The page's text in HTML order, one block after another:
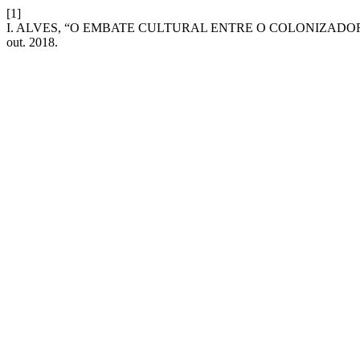
[1]
I. ALVES, “O EMBATE CULTURAL ENTRE O
out. 2018.